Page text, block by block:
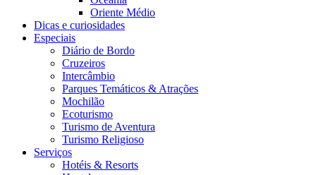
Oriente Médio
Dicas e curiosidades
Especiais
Diário de Bordo
Cruzeiros
Intercâmbio
Parques Temáticos & Atrações
Mochilão
Ecoturismo
Turismo de Aventura
Turismo Religioso
Serviços
Hotéis & Resorts